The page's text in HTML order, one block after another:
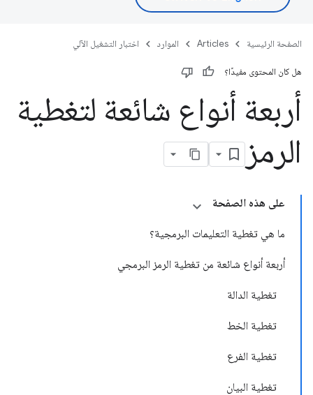
الصفحة الرئيسية Articles الموارد اختبار التشغيل الآلي
هل كان المحتوى مفيدًا؟
أربعة أنواع شائعة لتغطية
الرمز
على هذه الصفحة
ما هي تغطية التعليمات البرمجية؟
أربعة أنواع شائعة من تغطية الرمز البرمجي
تغطية الدالة
تغطية الخط
تغطية الفرع
تغطية البيان